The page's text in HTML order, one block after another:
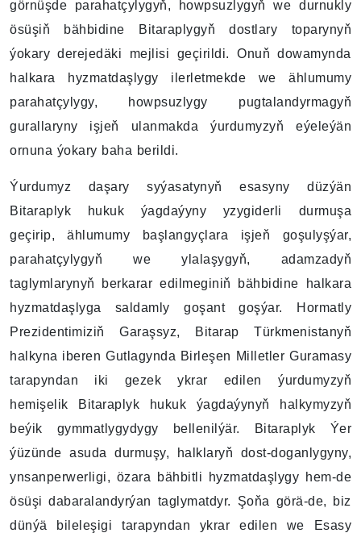
görnüşde parahatçylygyň, howpsuzlygyň we durnukly
ösüşiň bähbidine Bitaraplygyň dostlary toparynyň
ýokary derejedäki mejlisi geçirildi. Onuň dowamynda
halkara hyzmatdaşlygy ilerletmekde we ählumumy
parahatçylygy, howpsuzlygy pugtalandyrmagyň
gurallaryny işjeň ulanmakda ýurdumyzyň eýeleýän
ornuna ýokary baha berildi.
Ýurdumyz daşary syýasatynyň esasyny düzýän
Bitaraplyk hukuk ýagdaýyny yzygiderli durmuşa
geçirip, ählumumy başlangyçlara işjeň goşulyşýar,
parahatçylygyň we ylalaşygyň, adamzadyň
taglymlarynyň berkarar edilmeginiň bähbidine halkara
hyzmatdaşlyga saldamly goşant goşýar. Hormatly
Prezidentimiziň Garaşsyz, Bitarap Türkmenistanyň
halkyna iberen Gutlagynda Birleşen Milletler Guramasy
tarapyndan iki gezek ykrar edilen ýurdumyzyň
hemişelik Bitaraplyk hukuk ýagdaýynyň halkymyzyň
beýik gymmatlygydygy bellenilýär. Bitaraplyk Ýer
ýüzünde asuda durmuşy, halklaryň dost-doganlygyny,
ynsanperwerligi, özara bähbitli hyzmatdaşlygy hem-de
ösüşi dabaralandyrýan taglymatdyr. Şoňa görä-de, biz
dünýä bileleşigi tarapyndan ykrar edilen we Esasy